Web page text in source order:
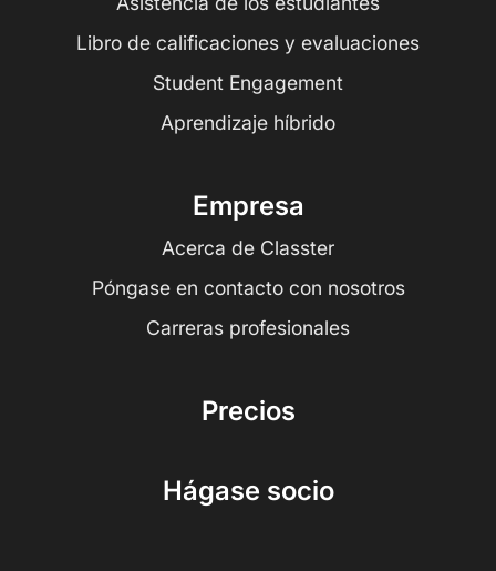
Libro de calificaciones y evaluaciones
Student Engagement
Aprendizaje híbrido
Empresa
Acerca de Classter
Póngase en contacto con nosotros
Carreras profesionales
Precios
Hágase socio